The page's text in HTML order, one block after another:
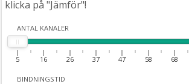
klicka på "Jämför"!
ANTAL KANALER
5 16 26 37 47 58 68
BINDNINGSTID